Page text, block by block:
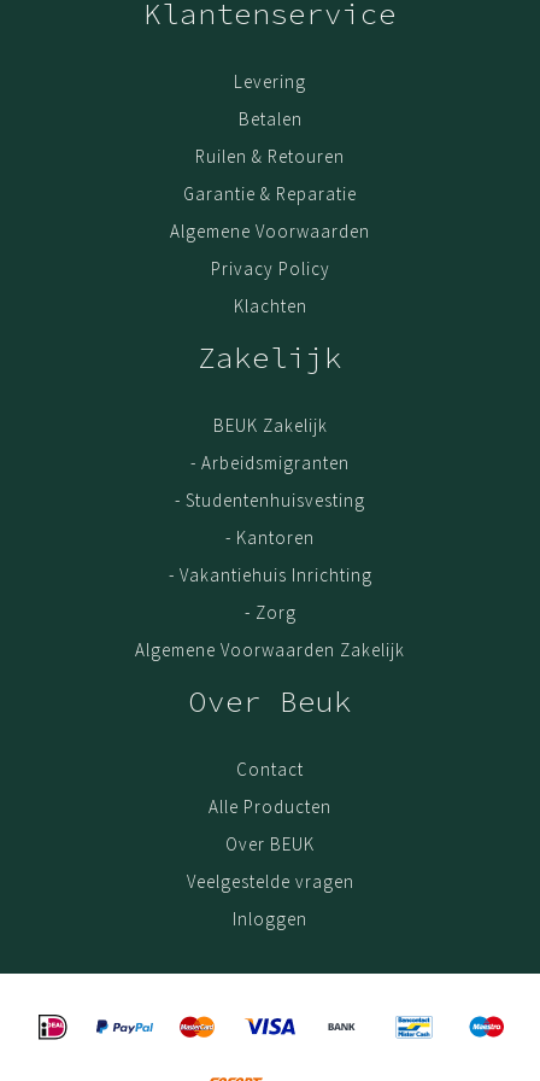
Klantenservice
Levering
Betalen
Ruilen & Retouren
Garantie & Reparatie
Algemene Voorwaarden
Privacy Policy
Klachten
Zakelijk
BEUK Zakelijk
- Arbeidsmigranten
- Studentenhuisvesting
- Kantoren
- Vakantiehuis Inrichting
- Zorg
Algemene Voorwaarden Zakelijk
Over Beuk
Contact
Alle Producten
Over BEUK
Veelgestelde vragen
Inloggen